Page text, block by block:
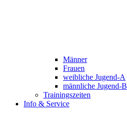
Männer
Frauen
weibliche Jugend-A
männliche Jugend-B
Trainingszeiten
Info & Service